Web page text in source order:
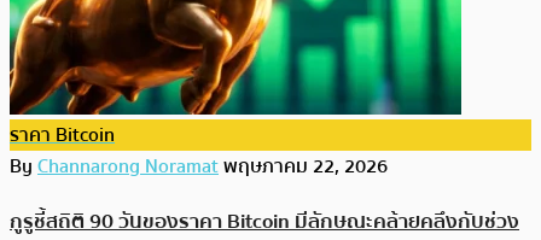
ราคา Bitcoin
ByChannarong Noramatพฤษภาคม 22, 2026
กูรูชี้สถิติ 90 วันของราคา Bitcoin มีลักษณะคล้ายคลึงกับช่วง